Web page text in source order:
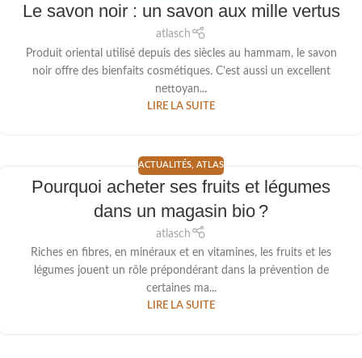
Le savon noir : un savon aux mille vertus
atlasch
Produit oriental utilisé depuis des siècles au hammam, le savon
noir offre des bienfaits cosmétiques. C’est aussi un excellent
nettoyan...
LIRE LA SUITE
ACTUALITÉS, ATLAS
Pourquoi acheter ses fruits et légumes
dans un magasin bio ?
atlasch
Riches en fibres, en minéraux et en vitamines, les fruits et les
légumes jouent un rôle prépondérant dans la prévention de
certaines ma...
LIRE LA SUITE